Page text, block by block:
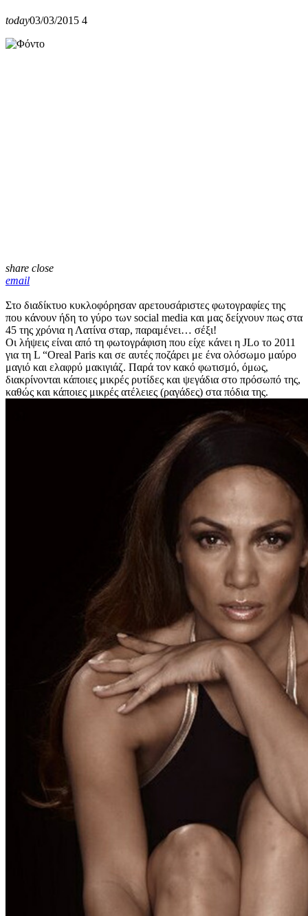
today03/03/2015 4
share close
email
Στο διαδίκτυο κυκλοφόρησαν αρετουσάριστες φωτογραφίες της
που κάνουν ήδη το γύρο των social media και μας δείχνουν πως στα
45 της χρόνια η Λατίνα σταρ, παραμένει… σέξι!
Οι λήψεις είναι από τη φωτογράφιση που είχε κάνει η JLo το 2011
για τη L “Oreal Paris και σε αυτές ποζάρει με ένα ολόσωμο μαύρο
μαγιό και ελαφρύ μακιγιάζ. Παρά τον κακό φωτισμό, όμως,
διακρίνονται κάποιες μικρές ρυτίδες και ψεγάδια στο πρόσωπό της,
καθώς και κάποιες μικρές ατέλειες (ραγάδες) στα πόδια της.